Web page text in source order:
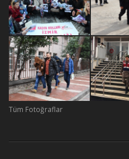
Tüm Fotoğraflar